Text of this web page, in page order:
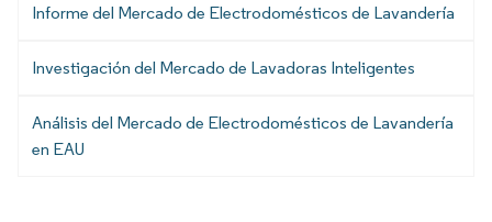
Informe del Mercado de Electrodomésticos de Lavandería
Investigación del Mercado de Lavadoras Inteligentes
Análisis del Mercado de Electrodomésticos de Lavandería
en EAU